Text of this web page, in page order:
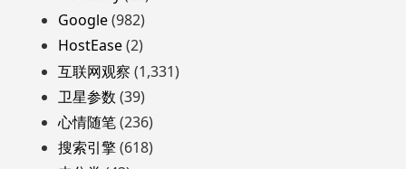
Google(982)
HostEase(2)
互联网观察 (1,331)
卫星参数 (39)
心情随笔(236)
搜索引擎(618)